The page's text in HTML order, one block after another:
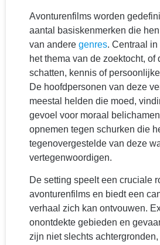
Avonturenfilms worden
aantal basiskenmerken die
van andere genres. Centraal
het thema van de zoektocht, of
schatten, kennis of
De hoofdpersonen van deze
meestal helden die moed,
gevoel voor moraal
opnemen tegen schurken die
tegenovergestelde van deze
vertegenwoordigen.
De setting speelt een cruciale
avonturenfilms en biedt een
verhaal zich kan ontvouwen.
onontdekte gebieden en
zijn niet slechts